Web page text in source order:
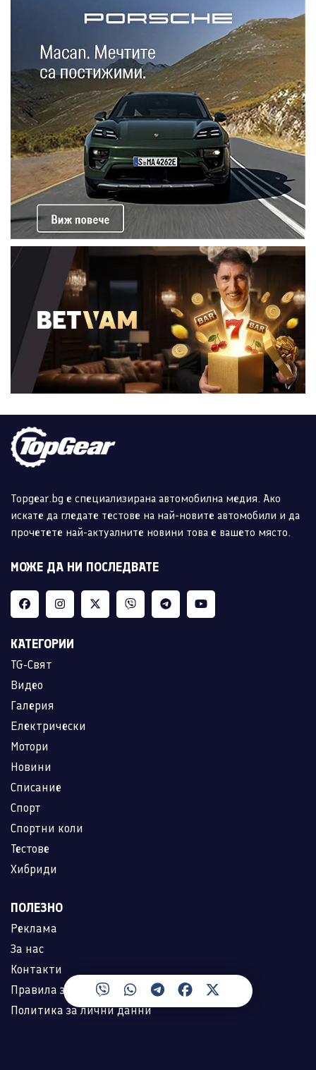
Topgear.bg е специализирана автомобилна медия. Ако
искате да гледате тестове на най-новите автомобили и да
прочетете най-актуалните новини това е вашето място.
МОЖЕ ДА НИ ПОСЛЕДВАТЕ
КАТЕГОРИИ
TG-Свят
Видео
Галерия
Електрически
Мотори
Новини
Списание
Спорт
Спортни коли
Тестове
Хибриди
ПОЛЕЗНО
Реклама
За нас
Контакти
Правила за ползване
Политика за лични данни